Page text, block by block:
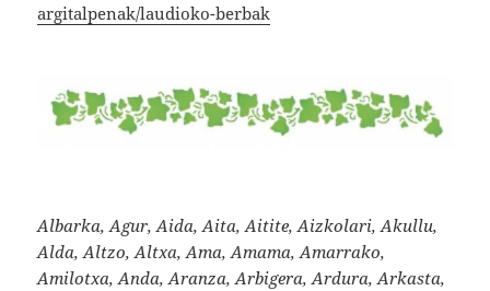
argitalpenak/laudioko-berbak
Albarka, Agur, Aida, Aita, Aitite, Aizkolari, Akullu,
Alda, Altzo, Altxa, Ama, Amama, Amarrako,
Amilotxa, Anda, Aranza, Arbigera, Ardura, Arkasta,